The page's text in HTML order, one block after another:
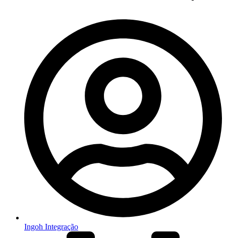
Ingoh Integração